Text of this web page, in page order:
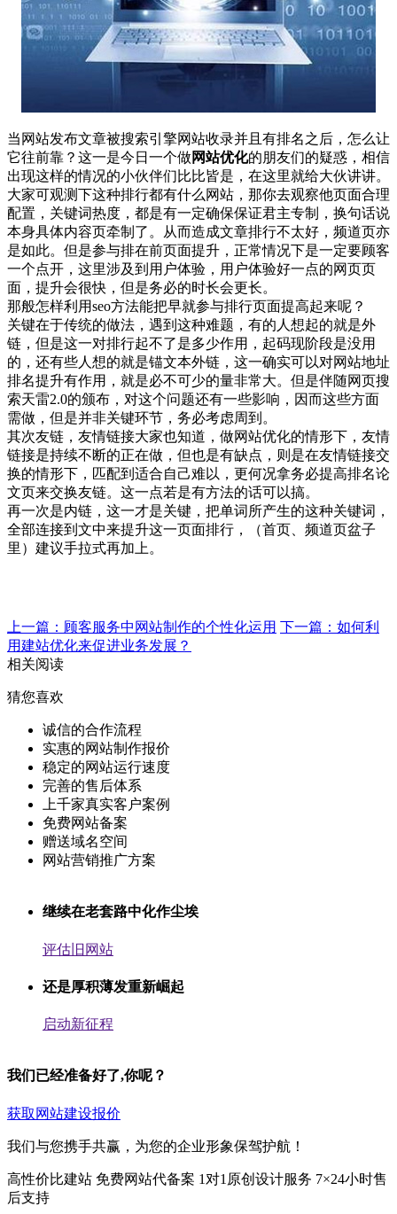
当网站发布文章被搜索引擎网站收录并且有排名之后，怎么让
它往前靠？这一是今日一个做网站优化的朋友们的疑惑，相信
出现这样的情况的小伙伴们比比皆是，在这里就给大伙讲讲。
大家可观测下这种排行都有什么网站，那你去观察他页面合理
配置，关键词热度，都是有一定确保保证君主专制，换句话说
本身具体内容页牵制了。从而造成文章排行不太好，频道页亦
是如此。但是参与排在前页面提升，正常情况下是一定要顾客
一个点开，这里涉及到用户体验，用户体验好一点的网页页
面，提升会很快，但是务必的时长会更长。
那般怎样利用seo方法能把早就参与排行页面提高起来呢？
关键在于传统的做法，遇到这种难题，有的人想起的就是外
链，但是这一对排行起不了是多少作用，起码现阶段是没用
的，还有些人想的就是锚文本外链，这一确实可以对网站地址
排名提升有作用，就是必不可少的量非常大。但是伴随网页搜
索天雷2.0的颁布，对这个问题还有一些影响，因而这些方面
需做，但是并非关键环节，务必考虑周到。
其次友链，友情链接大家也知道，做网站优化的情形下，友情
链接是持续不断的正在做，但也是有缺点，则是在友情链接交
换的情形下，匹配到适合自己难以，更何况拿务必提高排名论
文页来交换友链。这一点若是有方法的话可以搞。
再一次是内链，这一才是关键，把单词所产生的这种关键词，
全部连接到文中来提升这一页面排行，（首页、频道页盆子
里）建议手拉式再加上。
上一篇：顾客服务中网站制作的个性化运用 下一篇：如何利
用建站优化来促进业务发展？
相关阅读
猜您喜欢
诚信的合作流程
实惠的网站制作报价
稳定的网站运行速度
完善的售后体系
上千家真实客户案例
免费网站备案
赠送域名空间
网站营销推广方案
继续在老套路中化作尘埃
评估旧网站
还是厚积薄发重新崛起
启动新征程
我们已经准备好了,你呢？
获取网站建设报价
我们与您携手共赢，为您的企业形象保驾护航！
高性价比建站 免费网站代备案 1对1原创设计服务 7×24小时售
后支持